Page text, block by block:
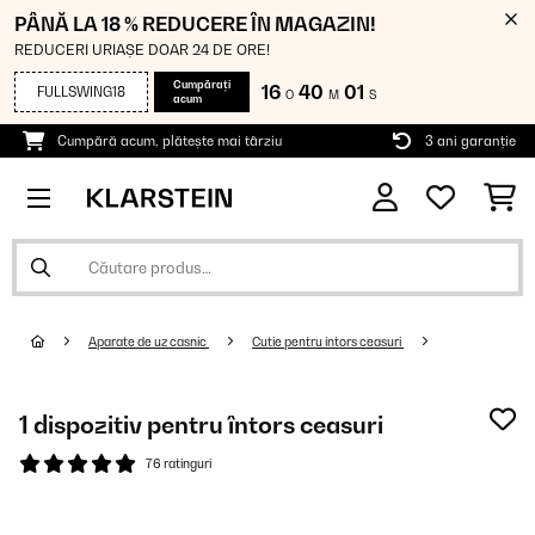
PÂNĂ LA 18 % REDUCERE ÎN MAGAZIN!
REDUCERI URIAȘE DOAR 24 DE ORE!
FULLSWING18
Cumpărați
acum
16 O 40 M 00 S
Cumpără acum, plătește mai târziu 3 ani garanție
Aparate de uz casnic Cutie pentru intors ceasuri
1 dispozitiv pentru întors ceasuri
76 ratinguri